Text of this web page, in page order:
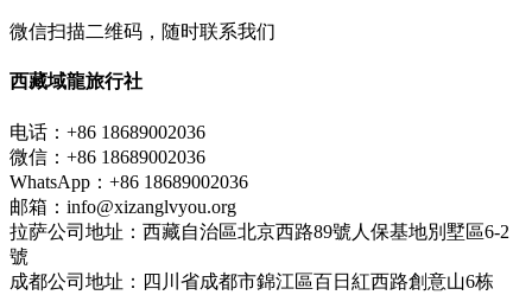
微信扫描二维码，随时联系我们
西藏域龍旅行社
电话：+86 18689002036
微信：+86 18689002036
WhatsApp：+86 18689002036
邮箱：info@xizanglvyou.org
拉萨公司地址：西藏自治區北京西路89號人保基地別墅區6-2
號
成都公司地址：四川省成都市錦江區百日紅西路創意山6栋